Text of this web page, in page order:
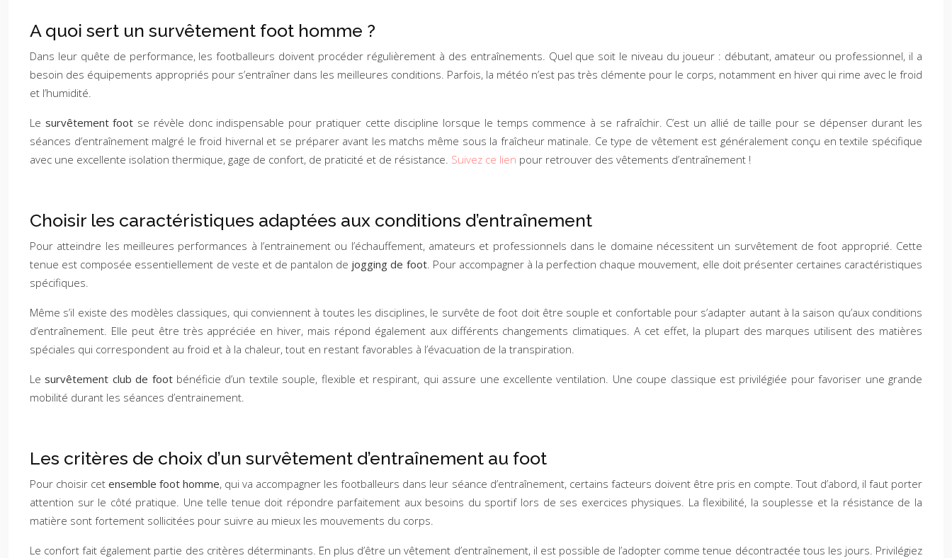
A quoi sert un survêtement foot homme ?
Dans leur quête de performance, les footballeurs doivent procéder régulièrement à des entraînements. Quel que soit le niveau du joueur : débutant, amateur ou professionnel, il a
besoin des équipements appropriés pour s’entraîner dans les meilleures conditions. Parfois, la météo n’est pas très clémente pour le corps, notamment en hiver qui rime avec le froid
et l’humidité.
Le survêtement foot se révèle donc indispensable pour pratiquer cette discipline lorsque le temps commence à se rafraîchir. C’est un allié de taille pour se dépenser durant les
séances d’entraînement malgré le froid hivernal et se préparer avant les matchs même sous la fraîcheur matinale. Ce type de vêtement est généralement conçu en textile spécifique
avec une excellente isolation thermique, gage de confort, de praticité et de résistance. Suivez ce lien pour retrouver des vêtements d’entraînement !
Choisir les caractéristiques adaptées aux conditions d’entraînement
Pour atteindre les meilleures performances à l’entrainement ou l’échauffement, amateurs et professionnels dans le domaine nécessitent un survêtement de foot approprié. Cette
tenue est composée essentiellement de veste et de pantalon de jogging de foot. Pour accompagner à la perfection chaque mouvement, elle doit présenter certaines caractéristiques
spécifiques.
Même s’il existe des modèles classiques, qui conviennent à toutes les disciplines, le survête de foot doit être souple et confortable pour s’adapter autant à la saison qu’aux conditions
d’entraînement. Elle peut être très appréciée en hiver, mais répond également aux différents changements climatiques. A cet effet, la plupart des marques utilisent des matières
spéciales qui correspondent au froid et à la chaleur, tout en restant favorables à l’évacuation de la transpiration.
Lesurvêtement club de footbénéficie d’un textile souple, flexible et respirant, qui assure une excellente ventilation. Une coupe classique est privilégiée pour favoriser une grande
mobilité durant les séances d’entrainement.
Les critères de choix d’un survêtement d’entraînement au foot
Pour choisir cetensemble foot homme, qui va accompagner les footballeurs dans leur séance d’entraînement, certains facteurs doivent être pris en compte. Tout d’abord, il faut porter
attention sur le côté pratique. Une telle tenue doit répondre parfaitement aux besoins du sportif lors de ses exercices physiques. La flexibilité, la souplesse et la résistance de la
matière sont fortement sollicitées pour suivre au mieux les mouvements du corps.
Le confort fait également partie des critères déterminants. En plus d’être un vêtement d’entraînement, il est possible de l’adopter comme tenue décontractée tous les jours. Privilégiez